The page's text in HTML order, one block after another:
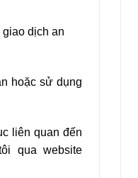
dịch an
hoặc sử dụng
liên quan đến
qua website